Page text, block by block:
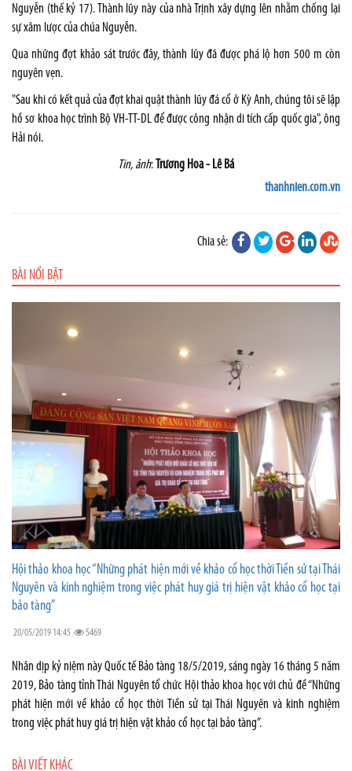
Nguyễn (thế kỷ 17). Thành lũy này của nhà Trịnh xây dựng lên nhằm chống lại
sự xâm lược của chúa Nguyễn.
Qua những đợt khảo sát trước đây, thành lũy đã được phá lộ hơn 500 m còn
nguyên vẹn.
"Sau khi có kết quả của đợt khai quật thành lũy đá cổ ở Kỳ Anh, chúng tôi sẽ lập
hồ sơ khoa học trình Bộ VH-TT-DL để được công nhận di tích cấp quốc gia", ông
Hải nói.
Tin, ảnh:Trương Hoa - Lê Bá
thanhnien.com.vn
Chia sẻ:
BÀI NỔI BẬT
Hội thảo khoa học “Những phát hiện mới về khảo cổ học thời Tiền sử tại Thái
Nguyên và kinh nghiệm trong việc phát huy giá trị hiện vật khảo cổ học tại
bảo tàng”
20/05/2019 14:45 5469
Nhân dịp kỷ niệm này Quốc tế Bảo tàng 18/5/2019, sáng ngày 16 tháng 5 năm
2019, Bảo tàng tỉnh Thái Nguyên tổ chức Hội thảo khoa học với chủ đề “Những
phát hiện mới về khảo cổ học thời Tiền sử tại Thái Nguyên và kinh nghiệm
trong việc phát huy giá trị hiện vật khảo cổ học tại bảo tàng”.
BÀI VIẾT KHÁC